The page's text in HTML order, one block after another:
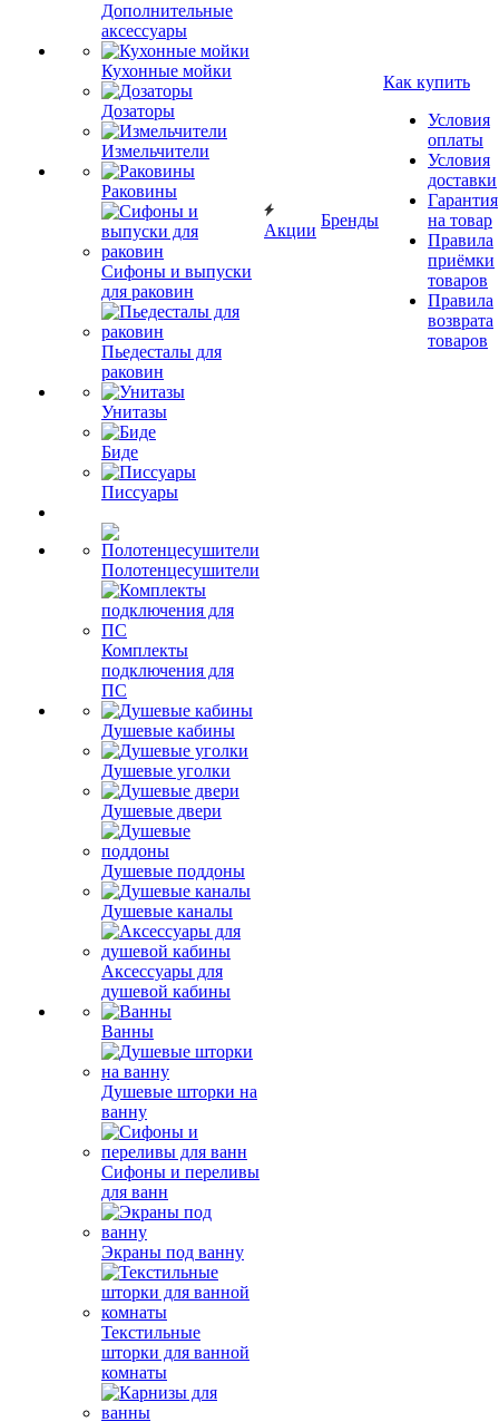
Дополнительные
аксессуары
Кухонные мойки
Дозаторы
Измельчители
Раковины
Сифоны и выпуски
для раковин
Пьедесталы для
раковин
Унитазы
Биде
Писсуары
Полотенцесушители
Комплекты
подключения для
ПС
Душевые кабины
Душевые уголки
Душевые двери
Душевые поддоны
Душевые каналы
Аксессуары для
душевой кабины
Ванны
Душевые шторки на
ванну
Сифоны и переливы
для ванн
Экраны под ванну
Текстильные
шторки для ванной
комнаты
Акции
Бренды
Как купить
Условия
оплаты
Условия
доставки
Гарантия
на товар
Правила
приёмки
товаров
Правила
возврата
товаров